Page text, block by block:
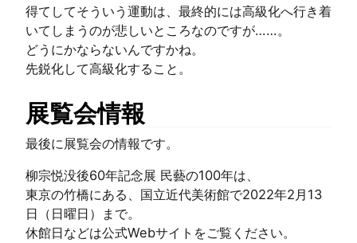
得てしてそういう運動は、最終的には高級化へ行き着
いてしまうのが悲しいところなのですが……。
どうにかならないんですかね。
先鋭化して高級化すること。
展覧会情報
最後に展覧会の情報です。
柳宗悦没後60年記念展 民藝の100年は、
東京の竹橋にある、国立近代美術館で2022年2月13
日（日曜日）まで。
休館日などは公式Webサイトをご覧ください。